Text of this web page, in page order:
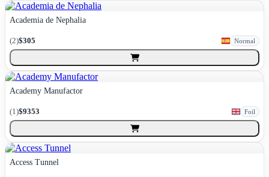
Academia de Nephalia
(2)$305 Normal
Academy Manufactor
(1)$9353 Foil
Access Tunnel